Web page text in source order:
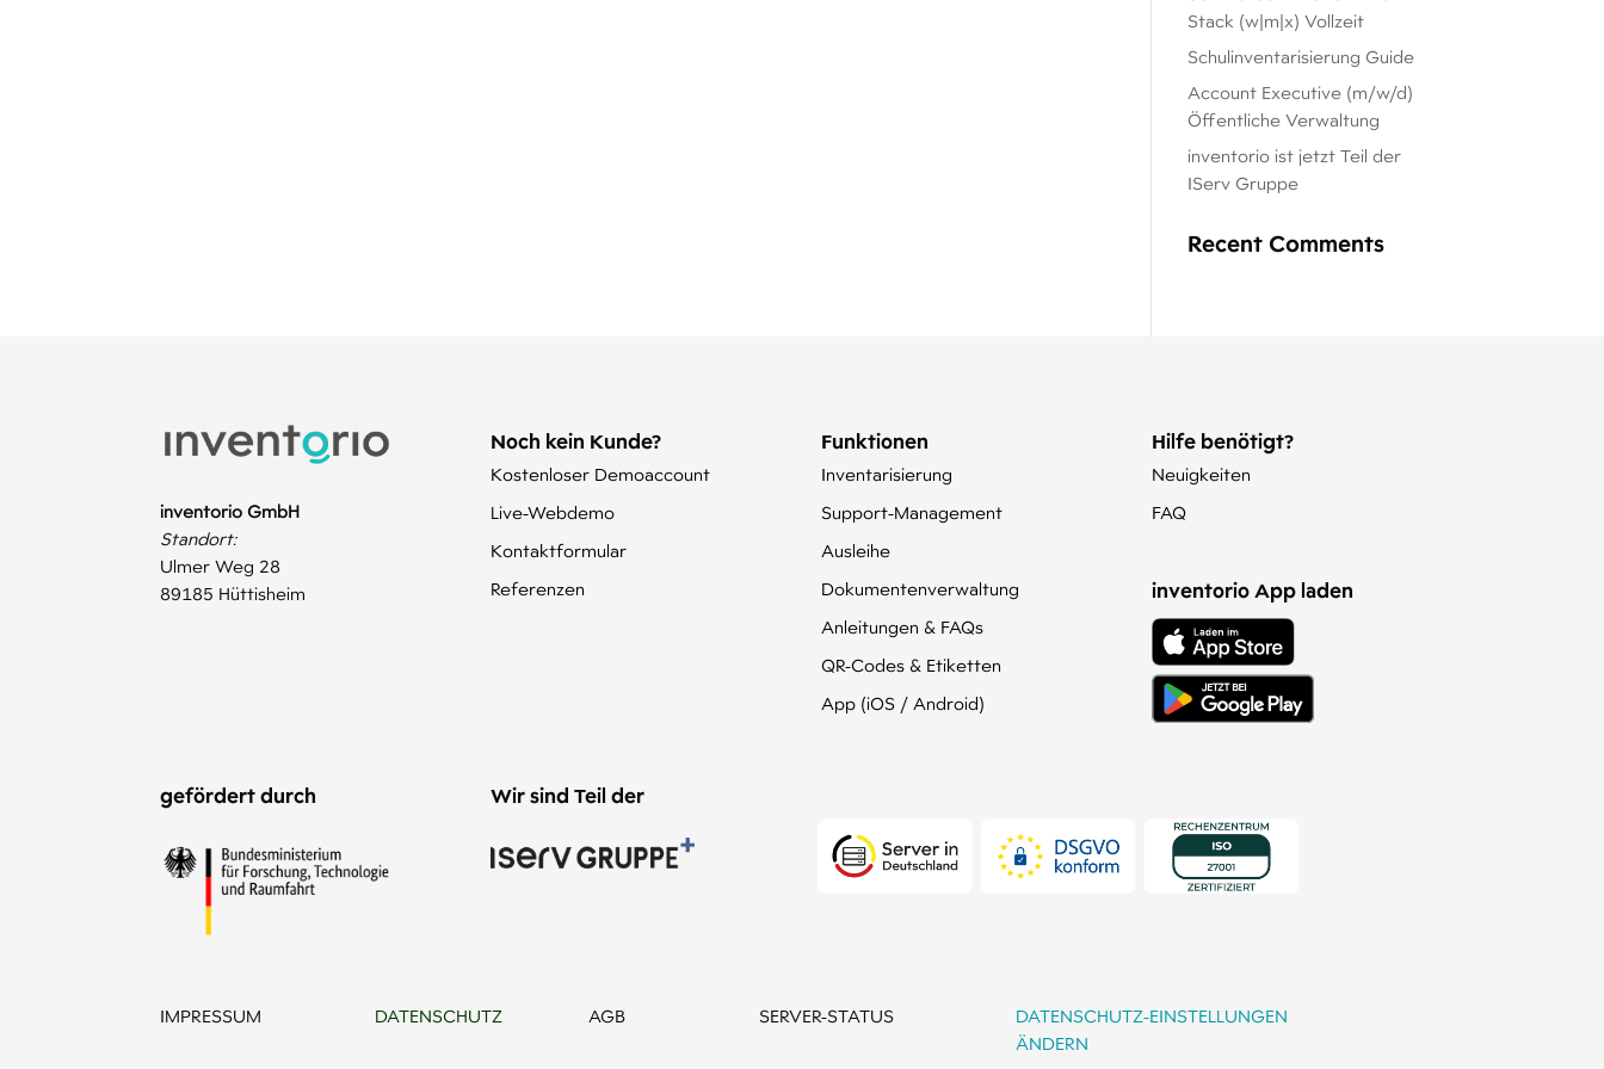
Stack (w|m|x) Vollzeit
Schulinventarisierung Guide
Account Executive (m/w/d)
Öffentliche Verwaltung
inventorio ist jetzt Teil der
IServ Gruppe
Recent Comments
inventorio GmbH
Standort:
Ulmer Weg 28
89185 Hüttisheim
Noch kein Kunde?
Kostenloser Demoaccount
Live-Webdemo
Kontaktformular
Referenzen
Funktionen
Inventarisierung
Support-Management
Ausleihe
Dokumentenverwaltung
Anleitungen & FAQs
QR-Codes & Etiketten
App (iOS / Android)
Hilfe benötigt?
Neuigkeiten
FAQ
inventorio App laden
gefördert durch Wir sind Teil der
IMPRESSUM DATENSCHUTZ AGB SERVER-STATUS
DATENSCHUTZ-EINSTELLUNGEN
ÄNDERN